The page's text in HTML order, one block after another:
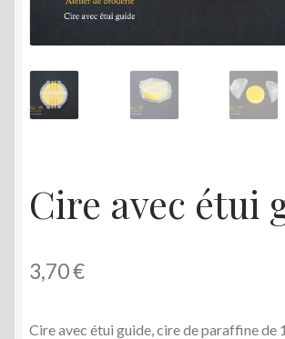
Cire avec étui
3,70€
Cire avec étui guide, cire de paraffine de